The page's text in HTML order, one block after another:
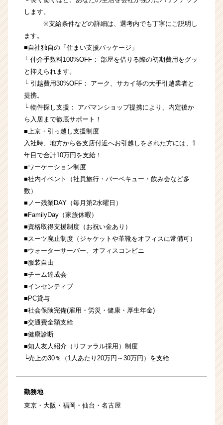
します。
※支給条件などの詳細は、選考内でも丁寧にご説明し
ます。
■自社独自の「住まい支援パッケージ」
└ 仲介手数料100%OFF： 部屋を借りる際の初期費用をグッ
と抑えられます。
└ 引越費用30%OFF： アーク、サカイ等の大手引越業者と
提携。
└ 物件探し支援： アパマンショップ提携により、内定後か
ら入居まで徹底サポート！
■上京・引っ越し支援制度
入社時、地方から各支店付近へお引越しをされた方には、1
年目で合計10万円を支給！
■ワーケーション制度
■社内イベント（社員旅行・バーベキュー・飲み会など多
数）
■ノー残業DAY（毎月第2水曜日）
■FamilyDay（家族休暇）
■資格取得支援制度（お祝い金あり）
■スーツ廃止制度（ジャケットや革靴をオフィスに常備可）
■ウォーターサーバー、オフィスコンビニ
■服装自由
■チーム達成会
■インセンティブ
■PC貸与
■社会保険完備(雇用・労災・健康・厚生年金)
■交通費全額支給
■健康診断
■知人友人紹介（リファラル採用）制度
└売上の30％（1人あたり20万円～30万円）を支給
勤務地
東京・大阪・福岡・仙台・名古屋